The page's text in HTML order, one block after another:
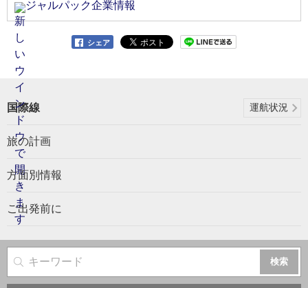
ジャルパック企業情報
シェア
国際線 運航状況
旅の計画
方面別情報
ご出発前に
サイト内検索